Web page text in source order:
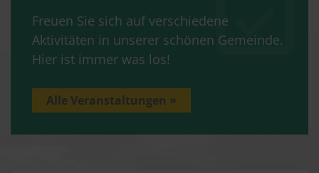
Freuen Sie sich auf verschiedene
Aktivitäten in unserer schönen Gemeinde.
Hier ist immer was los!
Alle Veranstaltungen